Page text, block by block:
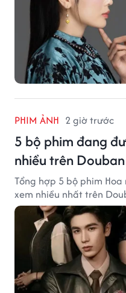
PHIM ẢNH 2 giờ trước
5 bộ phim đang
nhiều trên Douban
Tổng hợp 5 bộ phim
xem nhiều nhất trên